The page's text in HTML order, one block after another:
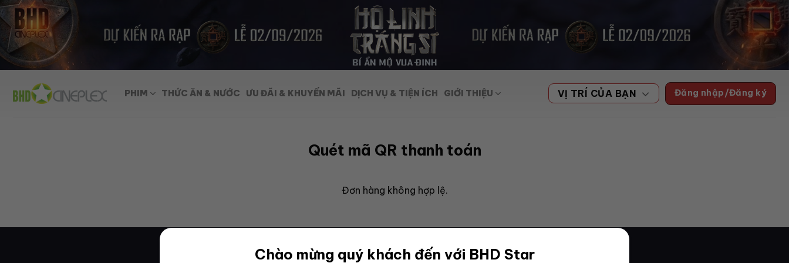
Chào mừng quý khách đến với BHD Star
Skip
to
content
PHIM THỨC ĂN & NƯỚC ƯU ĐÃI & KHUYẾN MÃI DỊCH VỤ & TIỆN ÍCH GIỚI THIỆU VỊ TRÍ CỦA BẠN Đăng nhập/Đăng ký
Quét mã QR thanh toán
Đơn hàng không hợp lệ.